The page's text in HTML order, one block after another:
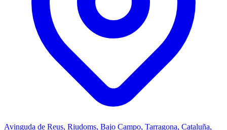
Avinguda de Reus, Riudoms, Bajo Campo, Tarragona, Cataluña,